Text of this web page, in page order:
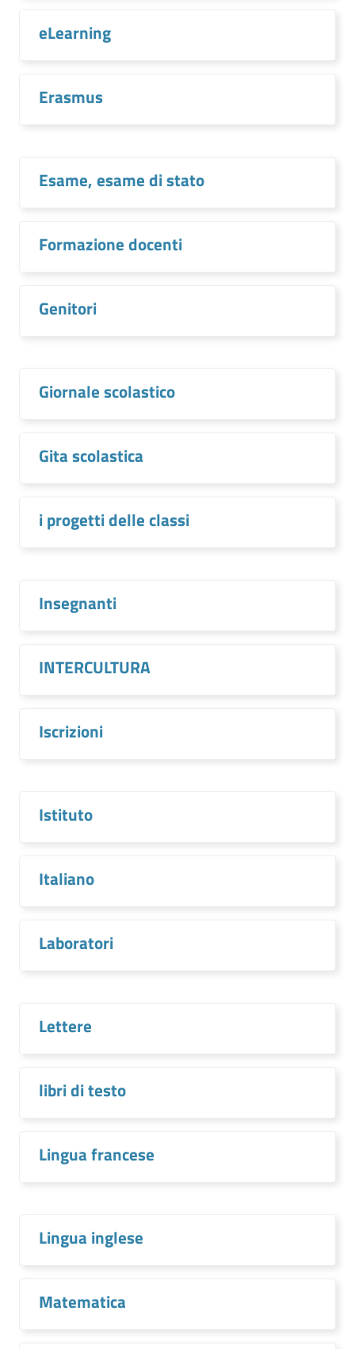
eLearning
Erasmus
Esame, esame di stato
Formazione docenti
Genitori
Giornale scolastico
Gita scolastica
i progetti delle classi
Insegnanti
INTERCULTURA
Iscrizioni
Istituto
Italiano
Laboratori
Lettere
libri di testo
Lingua francese
Lingua inglese
Matematica